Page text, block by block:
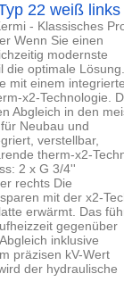
22 weiß links
- Klassisches
Wenn Sie einen
modernste
optimale Lösung.
mit einem
x2-Technologie.
Abgleich in den
Neubau und
verstellbar,
therm-x2-
2 x G 3/4''
rechts Die
mit der x2-
erwärmt. Das
gegenüber
inklusive
präzisen kV-Wert
der hydraulische